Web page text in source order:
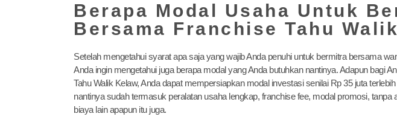
Berapa Modal Usaha Untuk
Bersama Franchise Tahu
Setelah mengetahui syarat apa saja yang wajib Anda penuhi untuk bermitra bersama
Anda ingin mengetahui juga berapa modal yang Anda butuhkan nantinya. Adapun bagi
Tahu Walik Kelaw, Anda dapat mempersiapkan modal investasi senilai Rp 35 juta
nantinya sudah termasuk peralatan usaha lengkap, franchise fee, modal promosi, tanpa
biaya lain apapun itu juga.